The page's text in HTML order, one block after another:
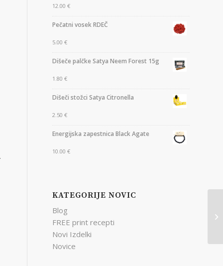
12.00€
Pečatni vosek RDEČ
5.00€
Dišeče palčke Satya Neem Forest 15g
1.80€
Dišeči stožci Satya Citronella
2.50€
Energijska zapestnica Black Agate
10.00€
KATEGORIJE NOVIC
Blog
FREE print recepti
Novi Izdelki
Novice